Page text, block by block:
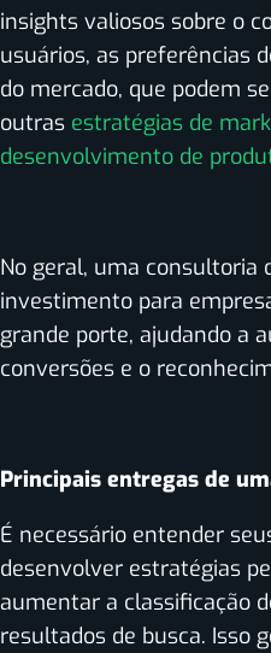
insights valiosos sobre o
usuários, as preferências
do mercado, que podem
outras estratégias de
desenvolvimento de
No geral, uma consultoria
investimento para
grande porte, ajudando a
conversões e o
Principais entregas de
É necessário entender
desenvolver estratégias
aumentar a classificação
resultados de busca. Isso